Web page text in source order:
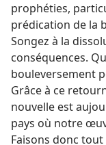
prophéties,
prédication de la
Songez à la
conséquences.
bouleversement
Grâce à ce
nouvelle est
pays où notre
Faisons donc